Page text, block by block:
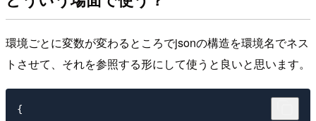
環境ごとに変数が変わるところでjsonの構造を環境名でネス
トさせて、それを参照する形にして使うと良いと思います。
{